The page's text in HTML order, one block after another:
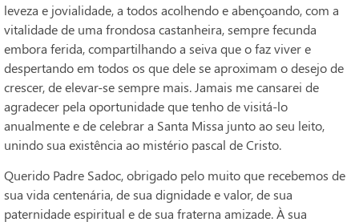
leveza e jovialidade, a todos acolhendo e abençoando, com a
vitalidade de uma frondosa castanheira, sempre fecunda
embora ferida, compartilhando a seiva que o faz viver e
despertando em todos os que dele se aproximam o desejo de
crescer, de elevar-se sempre mais. Jamais me cansarei de
agradecer pela oportunidade que tenho de visitá-lo
anualmente e de celebrar a Santa Missa junto ao seu leito,
unindo sua existência ao mistério pascal de Cristo.
Querido Padre Sadoc, obrigado pelo muito que recebemos de
sua vida centenária, de sua dignidade e valor, de sua
paternidade espiritual e de sua fraterna amizade. À sua